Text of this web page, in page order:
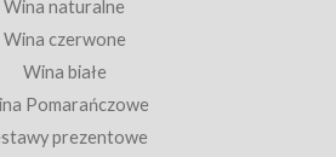
Wina naturalne
Wina czerwone
Wina białe
Pomarańczowe
prezentowe